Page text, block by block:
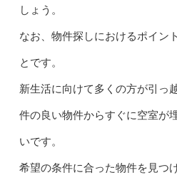
しょう。
なお、物件探しにおけるポイン
とです。
新生活に向けて多くの方が引っ
件の良い物件からすぐに空室が
いです。
希望の条件に合った物件を見つ